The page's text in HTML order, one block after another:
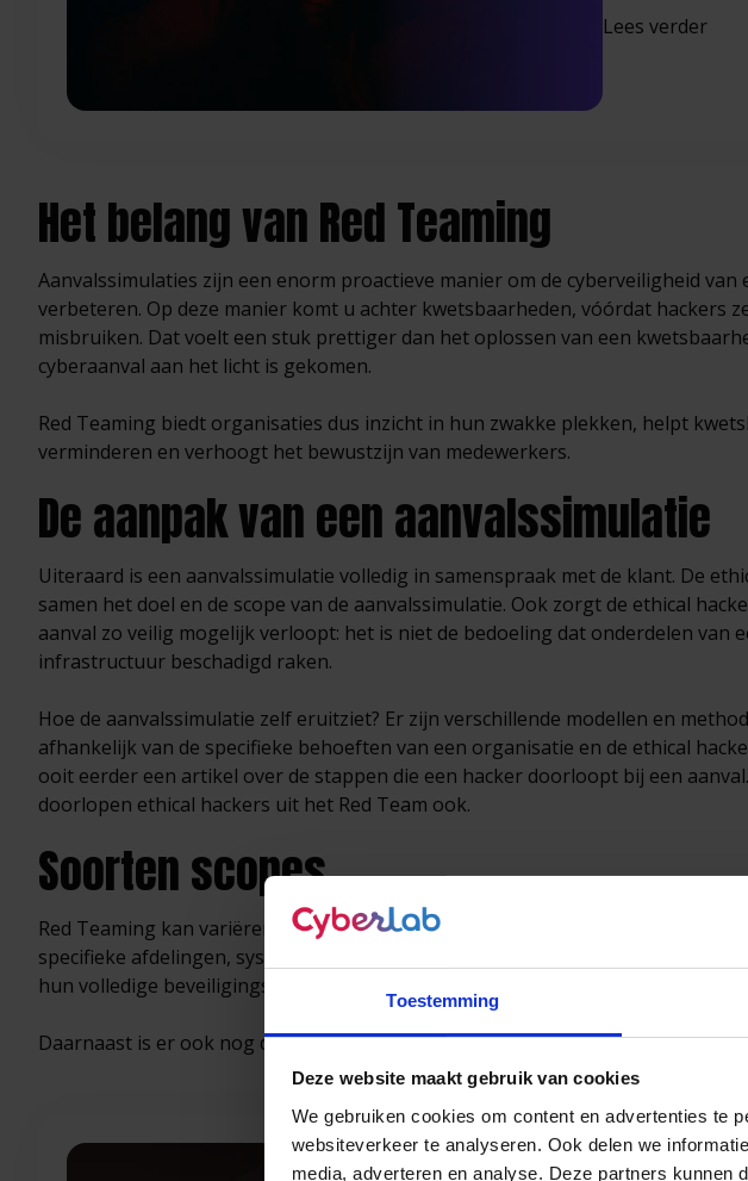
Toestemming
Deze website maakt gebruik van cookies
We gebruiken cookies om content en advertenties te
websiteverkeer te analyseren. Ook delen we
media, adverteren en analyse. Deze partners kunnen
Lees verder
Het belang van Red Teaming
Aanvalssimulaties zijn een enorm proactieve manier om de cyberveiligheid van
verbeteren. Op deze manier komt u achter kwetsbaarheden, vóórdat hackers
misbruiken. Dat voelt een stuk prettiger dan het oplossen van een
cyberaanval aan het licht is gekomen.
Red Teaming biedt organisaties dus inzicht in hun zwakke plekken, helpt
verminderen en verhoogt het bewustzijn van medewerkers.
De aanpak van een aanvalssimulatie
Uiteraard is een aanvalssimulatie volledig in samenspraak met de klant. De
samen het doel en de scope van de aanvalssimulatie. Ook zorgt de ethical
aanval zo veilig mogelijk verloopt: het is niet de bedoeling dat onderdelen van
infrastructuur beschadigd raken.
Hoe de aanvalssimulatie zelf eruitziet? Er zijn verschillende modellen en
afhankelijk van de specifieke behoeften van een organisatie en de ethical
ooit eerder een artikel over de stappen die een hacker doorloopt bij een
doorlopen ethical hackers uit het Red Team ook.
Soorten scopes
Red Teaming kan variëren in scope. Zo is het mogelijk een aanvalssimulatie
specifieke afdelingen, systemen of processen. Andere organisaties willen juist
hun volledige beveiligingslandschap.
Daarnaast is er ook nog de keuze of de aanpakBlack box, Grey box of White